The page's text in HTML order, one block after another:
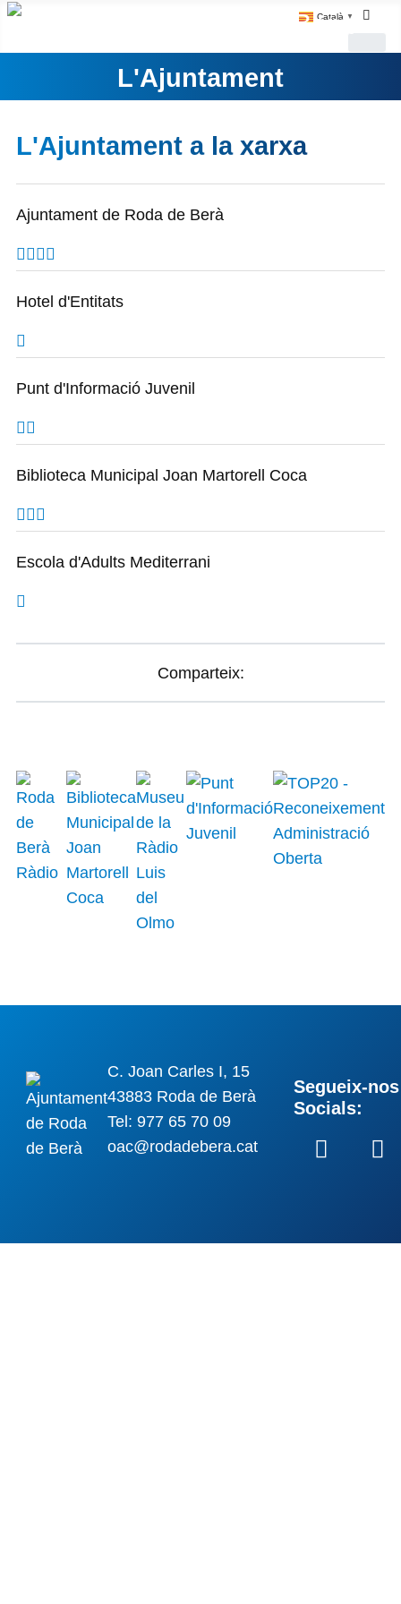
Català ▼
L'Ajuntament
L'Ajuntament a la xarxa
Ajuntament de Roda de Berà
Hotel d'Entitats
Punt d'Informació Juvenil
Biblioteca Municipal Joan Martorell Coca
Escola d'Adults Mediterrani
Comparteix:
C. Joan Carles I, 15
43883 Roda de Berà
Tel: 977 65 70 09
oac@rodadebera.cat
Segueix-
Socials: